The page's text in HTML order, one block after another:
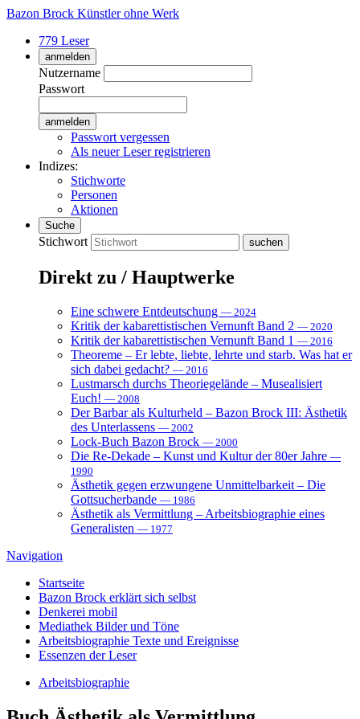
Bazon Brock Künstler ohne Werk
779 Leser
anmelden
Nutzername
Passwort
Passwort vergessen
Als neuer Leser registrieren
Indizes:
Stichworte
Personen
Aktionen
Suche
Stichwort
Direkt zu / Hauptwerke
Eine schwere Entdeutschung — 2024
Kritik der kabarettistischen Vernunft Band 2 — 2020
Kritik der kabarettistischen Vernunft Band 1 — 2016
Theoreme – Er lebte, liebte, lehrte und starb. Was hat er
sich dabei gedacht? — 2016
Lustmarsch durchs Theoriegelände – Musealisiert
Euch! — 2008
Der Barbar als Kulturheld – Bazon Brock III: Ästhetik
des Unterlassens — 2002
Lock-Buch Bazon Brock — 2000
Die Re-Dekade – Kunst und Kultur der 80er Jahre —
1990
Ästhetik gegen erzwungene Unmittelbarkeit – Die
Gottsucherbande — 1986
Ästhetik als Vermittlung – Arbeitsbiographie eines
Generalisten — 1977
Navigation
Startseite
Bazon Brock erklärt sich selbst
Denkerei mobil
Mediathek Bilder und Töne
Arbeitsbiographie Texte und Ereignisse
Essenzen der Leser
Arbeitsbiographie